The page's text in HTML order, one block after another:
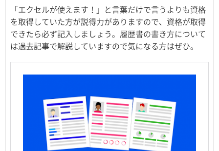
「エクセルが使えます！」と言葉だけで言うよりも資格
を取得していた方が説得力がありますので、資格が取得
できたら必ず記入しましょう。履歴書の書き方について
は過去記事で解説していますので気になる方はぜひ。